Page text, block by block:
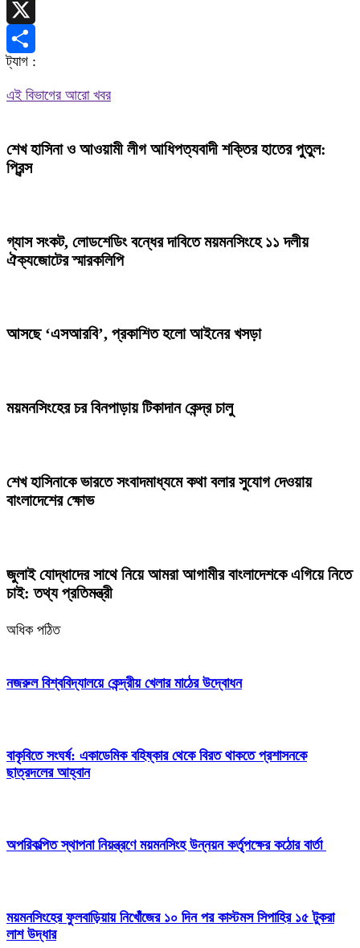
Telegram
X
Share
ট্যাগ :
এই বিভাগের আরো খবর
শেখ হাসিনা ও আওয়ামী লীগ আধিপত্যবাদী শক্তির হাতের পুতুল:
প্রিন্স
গ্যাস সংকট, লোডশেডিং বন্ধের দাবিতে ময়মনসিংহে ১১ দলীয়
ঐক্যজোটের স্মারকলিপি
আসছে ‘এসআরবি’, প্রকাশিত হলো আইনের খসড়া
ময়মনসিংহের চর বিনপাড়ায় টিকাদান কেন্দ্র চালু
শেখ হাসিনাকে ভারতে সংবাদমাধ্যমে কথা বলার সুযোগ দেওয়ায়
বাংলাদেশের ক্ষোভ
জুলাই যোদ্ধাদের সাথে নিয়ে আমরা আগামীর বাংলাদেশকে এগিয়ে নিতে
চাই: তথ্য প্রতিমন্ত্রী
অধিক পঠিত
নজরুল বিশ্ববিদ্যালয়ে কেন্দ্রীয় খেলার মাঠের উদ্বোধন
বাকৃবিতে সংঘর্ষ: একাডেমিক বহিষ্কার থেকে বিরত থাকতে প্রশাসনকে
ছাত্রদলের আহ্বান
অপরিকল্পিত স্থাপনা নিয়ন্ত্রণে ময়মনসিংহ উন্নয়ন কর্তৃপক্ষের কঠোর বার্তা
ময়মনসিংহের ফুলবাড়িয়ায় নিখোঁজের ১০ দিন পর কাস্টমস সিপাহির ১৫ টুকরা
লাশ উদ্ধার